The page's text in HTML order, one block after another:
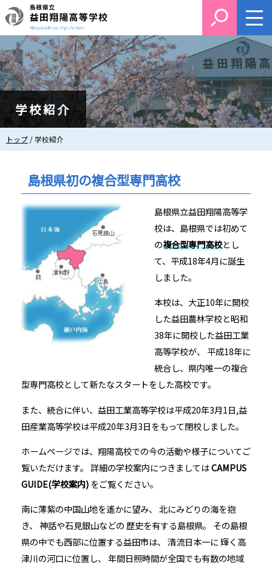
このページの本文へ
学校紹介
現
在
トップ /学校紹介
島根県初の複合型専門高校
島根県立益田翔陽高等学
校は、島根県では初めて
の複合型専門高校とし
て、平成18年4月に誕生
しました。
本校は、大正10年に開校
した益田農林学校と昭和
38年に開校した益田工業
高等学校が、 平成18年に
統合し、県内唯一の複合
型専門高校として新たなスタートをした高校です。
また、統合に伴い、益田工業高等学校は平成20年3月1日,益
田産業高等学校は平成20年3月3日をもって閉校しました。
ホームページでは、翔陽高校での今の活動や様子についてご
覧いただけます。 詳細の学校案内につきましてはCAMPUS
GUIDE(学校案内) をご覧ください。
南に薄紫の中国山地を遙かに望み、 北にみどりの海を抱
き、 神話や石見銀山などの 歴史を有する島根県。 その島根
県の中でも西部に位置する益田市は、 清流日本一に 輝く高
津川の河口に位置し、 年間日照時間が全国でも有数の地域